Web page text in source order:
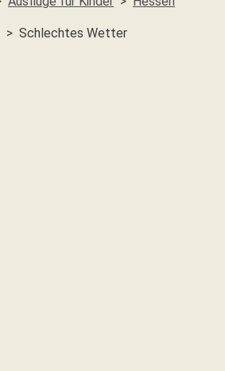
Schlechtes Wetter